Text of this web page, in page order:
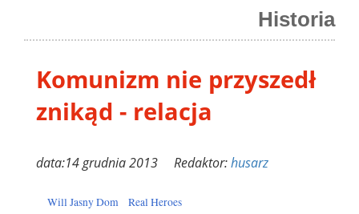
Historia
Komunizm nie przyszedł
znikąd - relacja
data:14 grudnia 2013 Redaktor:husarz
Will Jasny Dom Real Heroes